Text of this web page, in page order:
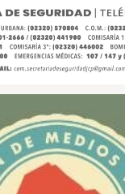
Vecinales